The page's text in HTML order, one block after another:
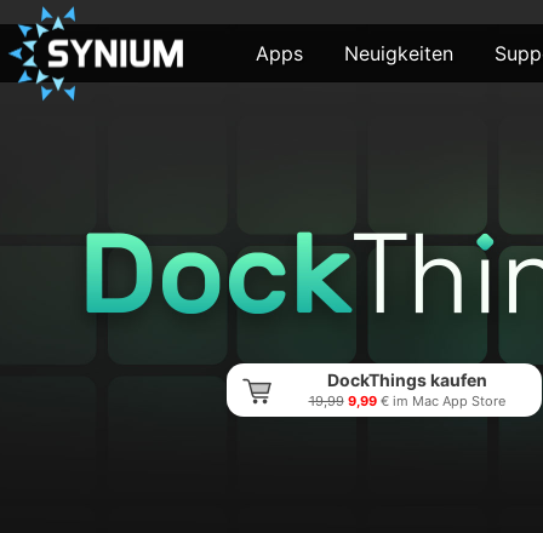
Apps Neuigkeiten
DockThings kaufen
19,99 9,99€ im Mac App Store